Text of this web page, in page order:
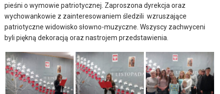
pieśni o wymowie patriotycznej. Zaproszona dyrekcja oraz
wychowankowie z zainteresowaniem śledzili wzruszające
patriotyczne widowisko słowno-muzyczne. Wszyscy zachwyceni
byli piękną dekoracją oraz nastrojem przedstawienia.